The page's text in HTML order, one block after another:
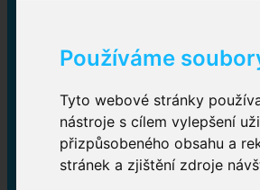
Používáme
Tyto webové stránky
nástroje s cílem vylepšení
přizpůsobeného obsahu a
stránek a zjištění zdroje
Inkontinenční
Plenkové kalhotky
zalepovací,Inkontinenční